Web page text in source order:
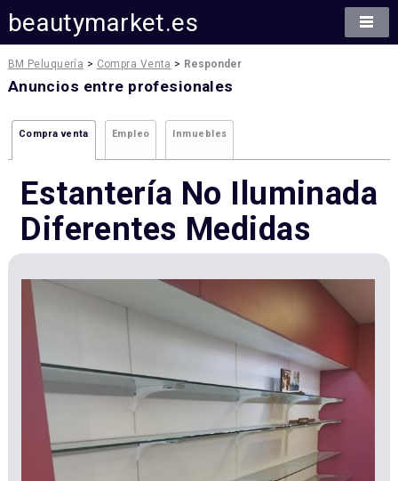
beautymarket.es
BM Peluquería > Compra Venta > Responder
Anuncios entre profesionales
Compra venta Empleo Inmuebles
Estantería No Iluminada
Diferentes Medidas